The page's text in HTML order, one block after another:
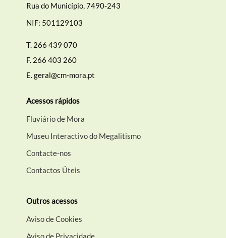
Rua do Município, 7490-243
NIF: 501129103
T. 266 439 070
F. 266 403 260
E.geral@cm-mora.pt
Acessos rápidos
Fluviário de Mora
Museu Interactivo do Megalitismo
Contacte-nos
Contactos Úteis
Outros acessos
Aviso de Cookies
Aviso de Privacidade